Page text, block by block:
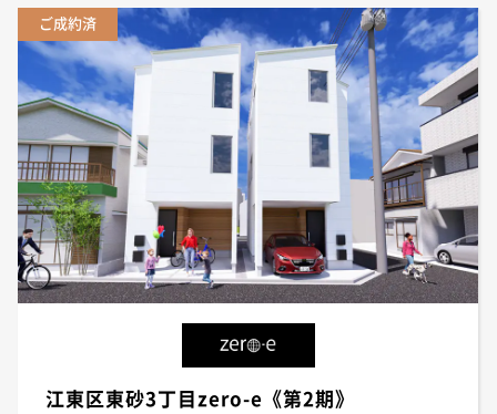
ご成約済
江東区東砂3丁目zero-e《第2期》